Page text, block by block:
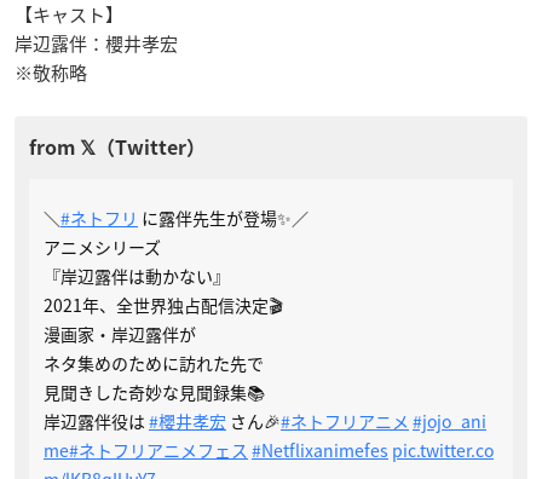
【キャスト】
岸辺露伴：櫻井孝宏
※敬称略
＼#ネトフリ に露伴先生が登場✨／
アニメシリーズ
『岸辺露伴は動かない』
2021年、全世界独占配信決定🎬
漫画家・岸辺露伴が
ネタ集めのために訪れた先で
見聞きした奇妙な見聞録集📚
岸辺露伴役は #櫻井孝宏 さん🎉#ネトフリアニメ #jojo_ani
me#ネトフリアニメフェス #Netflixanimefes pic.twitter.co